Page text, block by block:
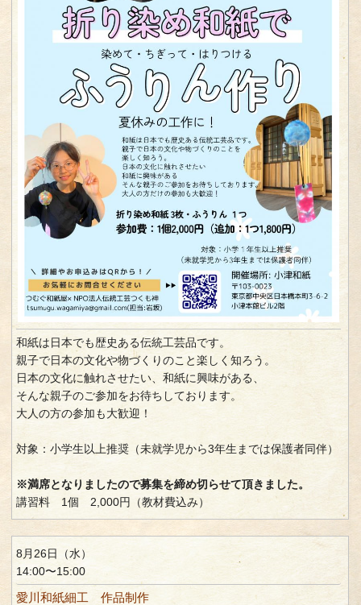
和紙は日本でも歴史ある伝統工芸品です。
親子で日本の文化や物づくりのこと楽しく知ろう。
日本の文化に触れさせたい、和紙に興味がある、
そんな親子のご参加をお待ちしております。
大人の方の参加も大歓迎！
対象：小学生以上推奨（未就学児から3年生までは保護者同伴）
※満席となりましたので募集を締め切らせて頂きました。
講習料 1個 2,000円（教材費込み）
8月26日（水）
14:00〜15:00
愛川和紙細工 作品制作